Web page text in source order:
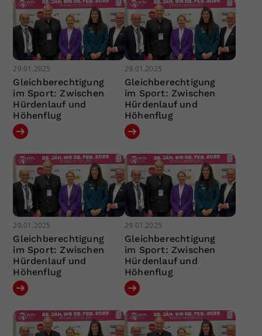
29.01.2025
Gleichberechtigung
im Sport: Zwischen
Hürdenlauf und
Höhenflug
29.01.2025
Gleichberechtigung
im Sport: Zwischen
Hürdenlauf und
Höhenflug
29.01.2025
Gleichberechtigung
im Sport: Zwischen
Hürdenlauf und
Höhenflug
29.01.2025
Gleichberechtigung
im Sport: Zwischen
Hürdenlauf und
Höhenflug